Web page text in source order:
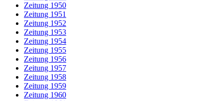
Zeitung 1950
Zeitung 1951
Zeitung 1952
Zeitung 1953
Zeitung 1954
Zeitung 1955
Zeitung 1956
Zeitung 1957
Zeitung 1958
Zeitung 1959
Zeitung 1960